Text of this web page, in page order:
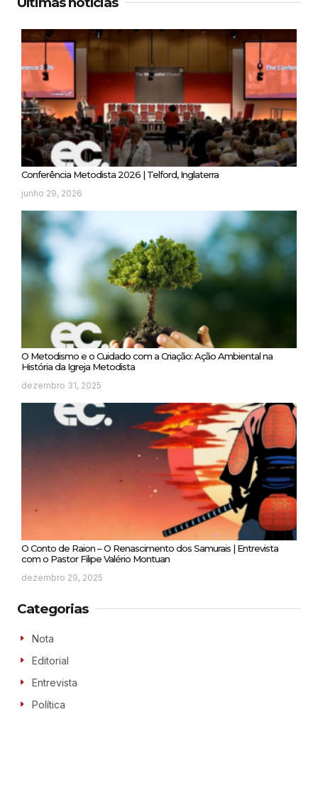
Conferência Metodista 2026 | Telford, Inglaterra
junho 29, 2026
O Metodismo e o Cuidado com a Criação: Ação Ambiental na
História da Igreja Metodista
dezembro 31, 2025
O Conto de Raion – O Renascimento dos Samurais | Entrevista
com o Pastor Filipe Valério Montuan
dezembro 29, 2025
Categorias
Nota
Editorial
Entrevista
Política